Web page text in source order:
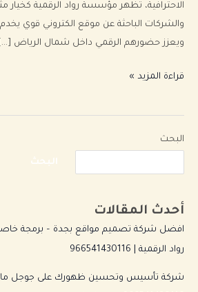
الاحترافية، تظهر مؤسسة رواد الرقمية كخيار
والشركات الباحثة عن موقع الكتروني قوي
ويعزز حضورهم الرقمي داخل شمال الرياض […]
قراءة المزيد »
البحث
البحث
أحدث المقالات
افضل شركة تصميم مواقع بجدة – برمجة
رواد الرقمية | 966541430116
شركة تأسيس وتحسين ظهورك على جوجل ماب